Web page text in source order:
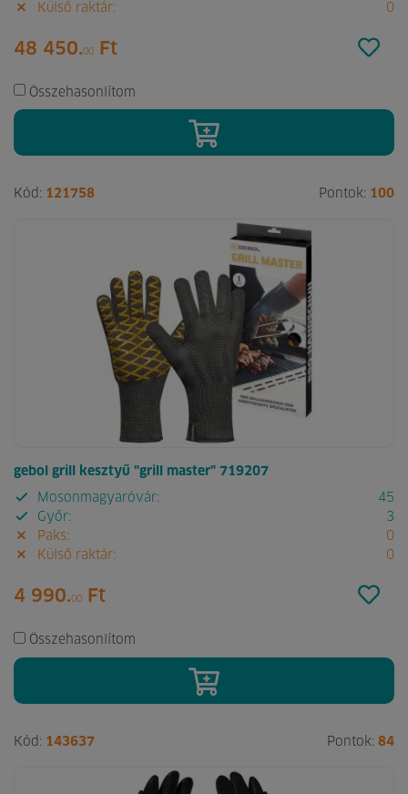
Külső raktár: 0
48 450.00 Ft
Összehasonlítom
Kód: 121758 Pontok: 100
gebol grill kesztyű "grill master" 719207
Mosonmagyaróvár:
45
Győr:
3
Paks:
0
Külső raktár:
0
4 990.00 Ft
Összehasonlítom
Kód: 143637 Pontok: 84